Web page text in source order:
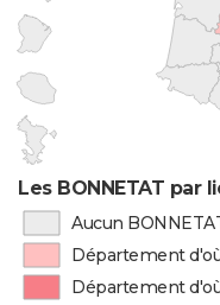
Les BONNETAT par
Aucun
Département
Département